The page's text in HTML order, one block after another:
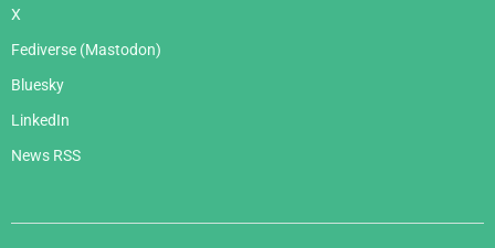
X
Fediverse (Mastodon)
Bluesky
LinkedIn
News RSS